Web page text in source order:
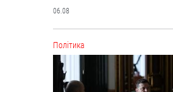
06.08
Політика